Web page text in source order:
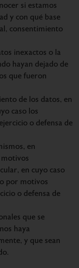
si estamos
y con qué base
consentimiento
inexactos o la
hayan dejado de
que fueron
de los datos, en
caso los
o defensa de
en
en cuyo caso
por motivos
o defensa de
que se
haya
y que sean